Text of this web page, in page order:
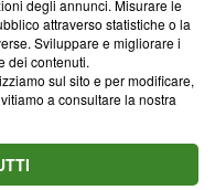
Carlo Frasca, 3 - 6900
degli annunci. Misurare le
attraverso statistiche o la
Sviluppare e migliorare i
dei contenuti.
sul sito e per modificare,
a consultare la nostra